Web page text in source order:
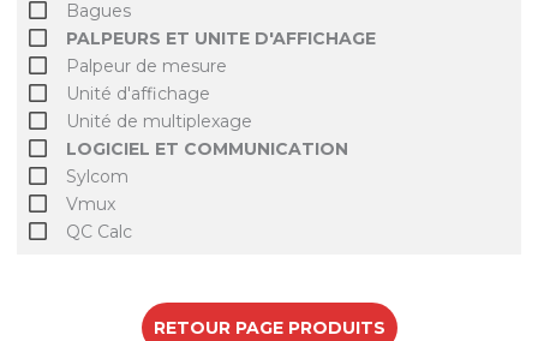
Bagues
PALPEURS ET UNITE D'AFFICHAGE
Palpeur de mesure
Unité d'affichage
Unité de multiplexage
LOGICIEL ET COMMUNICATION
Sylcom
Vmux
QC Calc
RETOUR PAGE PRODUITS